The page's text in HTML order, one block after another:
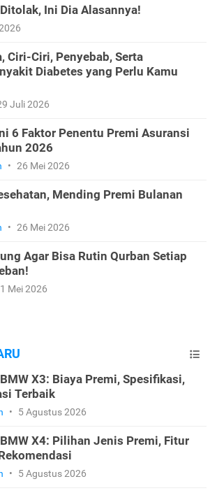
Ini Dia Alasannya!
Ciri-Ciri, Penyebab, Serta
Diabetes yang Perlu Kamu
Juli 2026
6 Faktor Penentu Premi Asuransi
2026
• 26 Mei 2026
Mending Premi Bulanan
• 26 Mei 2026
Agar Bisa Rutin Qurban Setiap
Mei 2026
X3: Biaya Premi, Spesifikasi,
Terbaik
• 5 Agustus 2026
X4: Pilihan Jenis Premi, Fitur
• 5 Agustus 2026